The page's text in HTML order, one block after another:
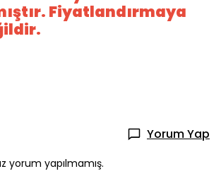
Fiyatlandırmaya
Yorum Yap
yorum yapılmamış.